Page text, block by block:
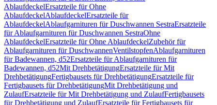
AblaufdeckelErsatzteile für Ohne
AblaufdeckelAblaufdeckelErsatzteile für
AblaufdeckelAblaufgarnituren für Duschwannen SestraErsatzteile
für Ablaufgarnituren für Duschwannen SestraOhne
AblaufdeckelErsatzteile für Ohne AblaufdeckelZubehör für
Ablaufgarnituren für DuschwannenVentilstopfenAblaufgarnituren
für Badewannen, d52Ersatzteile für Ablaufgarnituren für
Badewannen, d52Mit DrehbetätigungErsatzteile für Mit
DrehbetätigungFertigbausets für DrehbetätigungErsatzteile für
Fertigbausets für DrehbetätigungMit Drehbetätigung und
ZulaufErsatzteile für Mit Drehbetätigung und ZulaufFertigbausets
für Drehbetätigung und ZulaufErsatzteile für Fertigbausets für